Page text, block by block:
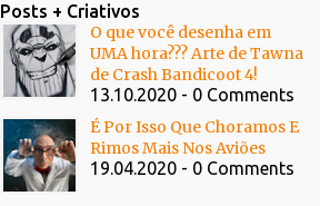
Posts + Criativos
O que você desenha em
UMA hora??? Arte de Tawna
de Crash Bandicoot 4!
13.10.2020 - 0 Comments
É Por Isso Que Choramos E
Rimos Mais Nos Aviões
19.04.2020 - 0 Comments